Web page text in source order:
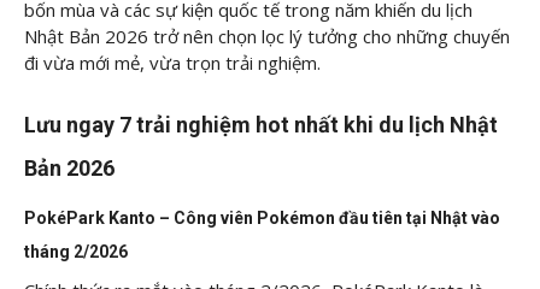
bốn mùa và các sự kiện quốc tế trong năm khiến du lịch
Nhật Bản 2026 trở nên chọn lọc lý tưởng cho những chuyến
đi vừa mới mẻ, vừa trọn trải nghiệm.
Lưu ngay 7 trải nghiệm hot nhất khi du lịch Nhật
Bản 2026
PokéPark Kanto – Công viên Pokémon đầu tiên tại Nhật vào
tháng 2/2026